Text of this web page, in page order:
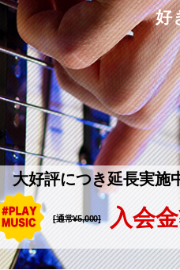
好
大好評につき延長実施
[通常¥5,000] 入会